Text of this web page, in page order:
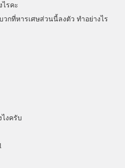
ไรคะ
วกที่หารเศษส่วนนี้ลงตัว ทำอย่างไร
งครับ